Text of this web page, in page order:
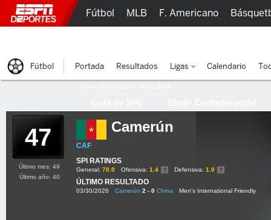
47 Camerún
CAF
SPI RATINGS
General: 70.0 Ofensiva: 1.4 Defensiva: 1.0
ÚLTIMO RESULTADO
03/30/2026 Camerún 2 - 0 China Men's International Friendly
Último mes: 49
Último año: 40
Fútbol MLB F. Americano
Fútbol Portada Resultados Ligas Calendario